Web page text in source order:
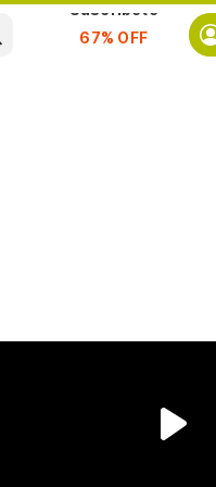
Suscríbete